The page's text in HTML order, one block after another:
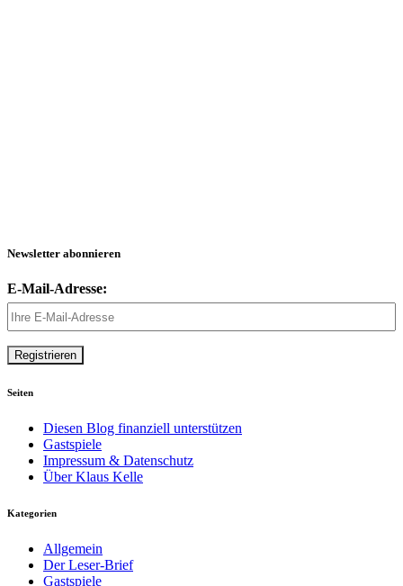
Newsletter abonnieren
E-Mail-Adresse:
Seiten
Diesen Blog finanziell unterstützen
Gastspiele
Impressum & Datenschutz
Über Klaus Kelle
Kategorien
Allgemein
Der Leser-Brief
Gastspiele